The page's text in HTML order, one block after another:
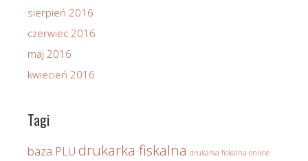
sierpień 2016
czerwiec 2016
maj 2016
kwiecień 2016
Tagi
baza PLU drukarka fiskalna drukarka fiskalna online